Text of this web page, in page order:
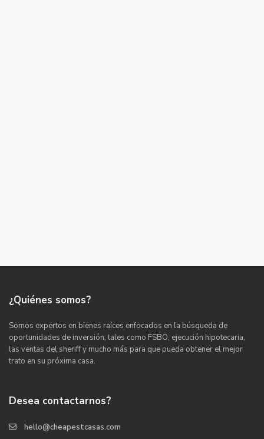
¿Quiénes somos?
Somos expertos en bienes raíces enfocados en la búsqueda de
oportunidades de inversión, tales como FSBO, ejecución hipotecaria,
las ventas del sheriff y mucho más para que pueda obtener el mejor
trato en su próxima casa.
Desea contactarnos?
hello@cheapestcasas.com